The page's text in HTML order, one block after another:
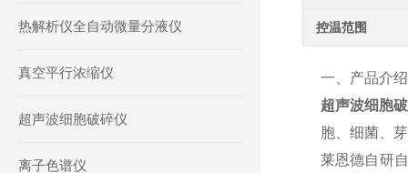
控温范围
一、产品介
超声波细胞
胞、细菌、
莱恩德自研
热解析仪全自动微量分液仪
真空平行浓缩仪
超声波细胞破碎仪
离子色谱仪